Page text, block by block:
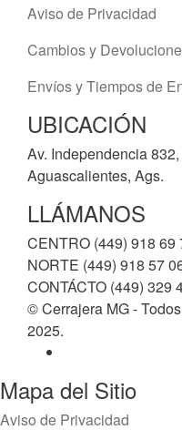
Aviso de Privacidad
Cambios y
Envíos y Tiempos de
UBICACIÓN
Av. Independencia
Aguascalientes, Ags.
LLÁMANOS
CENTRO (449) 918 69
NORTE (449) 918 57
CONTÁCTO (449) 329
© Cerrajera MG -
2025.
Mapa del Sitio
Aviso de Privacidad